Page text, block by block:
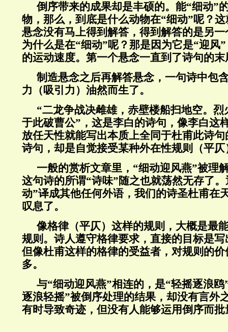
倒序带来的成果却是丰硕的。能“细动”
物，那么，到底是什么动物在“细动”呢？
悬念没有马上得到解答，得到解答的是另
为什么是在“细动”呢？那是因为它是“迎风
的运动速度。第一个悬念一直到了诗句的
制造悬念之后再解答悬念，一句诗中包
力（吸引力）油然而生了。
“二龙争战决雌雄，赤壁楼船扫地空。
于此破曹公”，这是李白的诗句，像李白这
放任天性就能写出本质上全同于杜甫此诗
诗句，却是自觉接受某种外在性规则（平
一般的赏析文章里，“细动迎风燕”被理
这句诗的所谓“诗味”随之也就荡然无存了
动”译成其他任何外语，我们的诗圣杜甫在
叹息了。
像格律（平仄）这样的规则，大概是最
规则。诗人遵守格律要求，直接的目标是
但像杜甫这样的格律的受益者，对规则的
多。
与“细动迎风燕”相连的，是“轻摇逐浪
逐浪轻摇”被倒序处理的结果，却没有言外
有时导致奇迹，但没有人能够运用倒序而